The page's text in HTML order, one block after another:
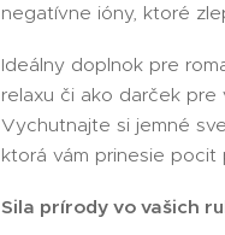
negatívne ióny, ktoré
Ideálny doplnok pre
relaxu či ako darček pre
Vychutnajte si jemné
ktorá vám prinesie pocit
Sila prírody vo vašich